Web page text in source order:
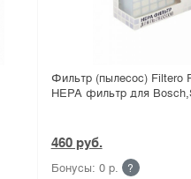
Фильтр (пылесос) Filtero
HEPA фильтр для
460 руб.
Бонусы: 0 р. ?